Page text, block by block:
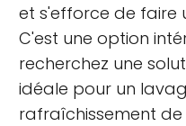
et s'efforce de faire
C'est une option
recherchez une
idéale pour un
rafraîchissement de